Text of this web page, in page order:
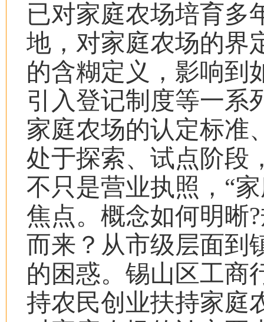
已对家庭农场培育多
地，对家庭农场的界
的含糊定义，影响到
引入登记制度等一系
家庭农场的认定标准
处于探索、试点阶段
不只是营业执照， “
焦点。概念如何明晰?
而来？从市级层面到
的困惑。锡山区工商
持农民创业扶持家庭